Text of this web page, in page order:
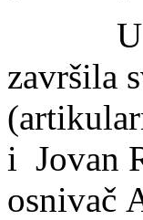
U
završila
i Jovan
osnivač